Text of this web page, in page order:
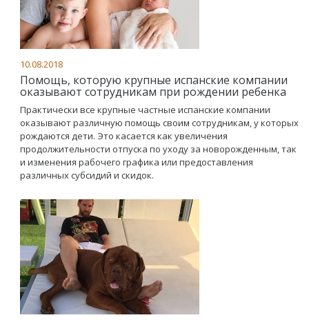
10.08.2018
Помощь, которую крупные испанские компании
оказывают сотрудникам при рождении ребенка
Практически все крупные частные испанские компании
оказывают различную помощь своим сотрудникам, у которых
рождаются дети. Это касается как увеличения
продолжительности отпуска по уходу за новорожденным, так
и изменения рабочего графика или предоставления
различных субсидий и скидок.